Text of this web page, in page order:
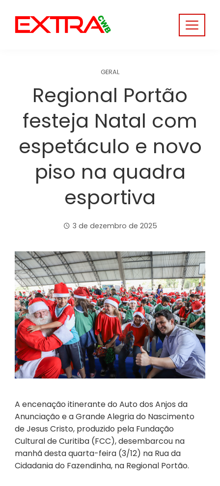
content
GERAL
Regional Portão
festeja Natal com
espetáculo e novo
piso na quadra
esportiva
3 de dezembro de 2025
A encenação itinerante do Auto dos Anjos da
Anunciação e a Grande Alegria do Nascimento
de Jesus Cristo, produzido pela Fundação
Cultural de Curitiba (FCC), desembarcou na
manhã desta quarta-feira (3/12) na Rua da
Cidadania do Fazendinha, na Regional Portão.